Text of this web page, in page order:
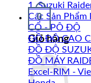
0
Giỏ hàng
1. Suzuki
Các Sản Phẩm
CỔ - PÔ ĐỘ
ĐỒ ĐỘ CAO
ĐỒ ĐỘ
ĐỒ MÁY
Excel-RIM -